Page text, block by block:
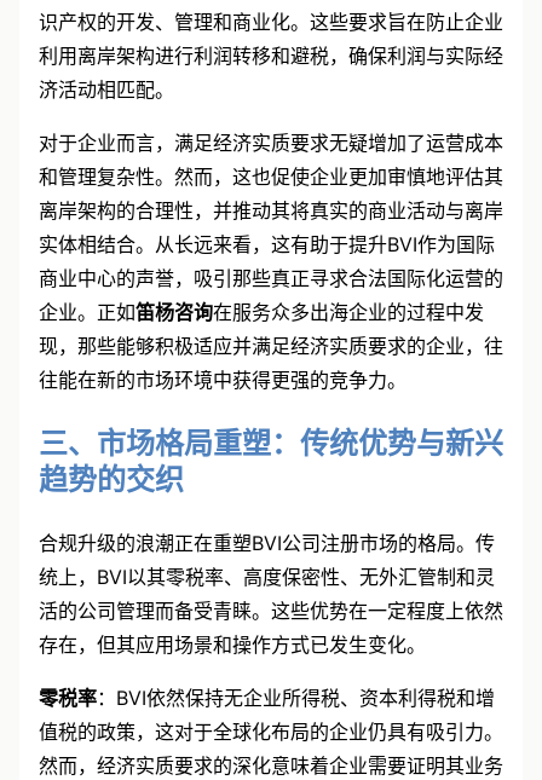
产管理活动。知识产权公司则需要证明其在BVI进行知
识产权的开发、管理和商业化。这些要求旨在防止企业
利用离岸架构进行利润转移和避税，确保利润与实际经
对于企业而言，满足经济实质要求无疑增加了运营成本
和管理复杂性。然而，这也促使企业更加审慎地评估其
离岸架构的合理性，并推动其将真实的商业活动与离岸
实体相结合。从长远来看，这有助于提升BVI作为国际
商业中心的声誉，吸引那些真正寻求合法国际化运营的
企业。正如笛杨咨询在服务众多出海企业的过程中发
现，那些能够积极适应并满足经济实质要求的企业，往
三、市场格局重塑：传统优势与新兴
趋势的交织
合规升级的浪潮正在重塑BVI公司注册 市场的格局。传
统上，BVI以其零税率、高度保密性、无外汇管制和灵
活的公司管理而备受青睐。这些优势在一定程度上依然
零税率：BVI依然保持无企业所得税、资本利得税和增
值税的政策，这对于全球化布局的企业仍具有吸引力。